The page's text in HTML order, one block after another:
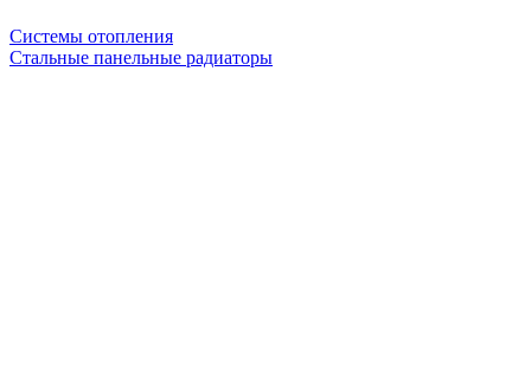
Системы отопления
Стальные панельные радиаторы